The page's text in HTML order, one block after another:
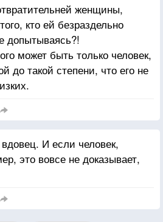
женщины,
кто ей безраздельно
допытываясь?!
может быть только человек,
до такой степени, что его не
И если человек,
это вовсе не доказывает,